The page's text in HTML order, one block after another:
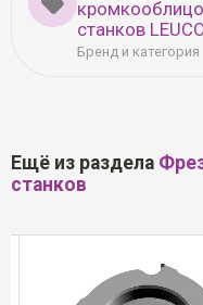
станков
Бренд и категория
Ещё из раздела
станков